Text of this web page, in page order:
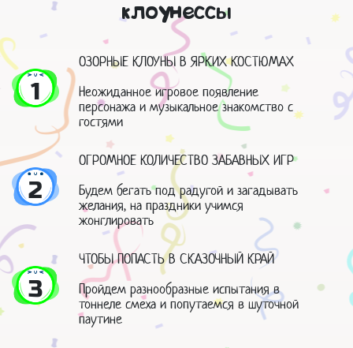
клоунессы
1
ОЗОРНЫЕ КЛОУНЫ В ЯРКИХ КОСТЮМАХ
Неожиданное игровое появление
персонажа и музыкальное знакомство с
гостями
2
ОГРОМНОЕ КОЛИЧЕСТВО ЗАБАВНЫХ ИГР
Будем бегать под радугой и загадывать
желания, на праздники учимся
жонглировать
3
ЧТОБЫ ПОПАСТЬ В СКАЗОЧНЫЙ КРАЙ
Пройдем разнообразные испытания в
тоннеле смеха и попутаемся в шуточной
паутине